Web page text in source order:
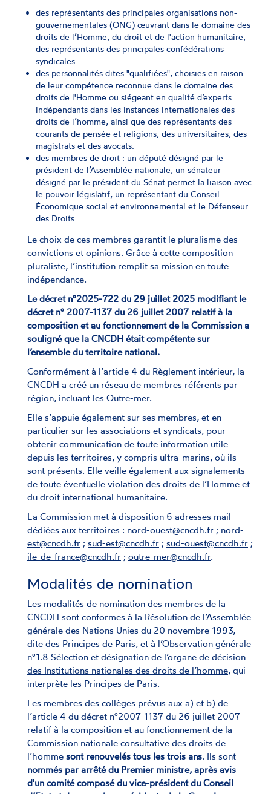
des représentants des principales organisations non-
gouvernementales (ONG) œuvrant dans le domaine des
droits de l’Homme, du droit et de l'action humanitaire,
des représentants des principales confédérations
syndicales
des personnalités dites "qualifiées", choisies en raison
de leur compétence reconnue dans le domaine des
droits de l'Homme ou siégeant en qualité d’experts
indépendants dans les instances internationales des
droits de l’homme, ainsi que des représentants des
courants de pensée et religions, des universitaires, des
magistrats et des avocats.
des membres de droit : un député désigné par le
président de l’Assemblée nationale, un sénateur
désigné par le président du Sénat permet la liaison avec
le pouvoir législatif, un représentant du Conseil
Économique social et environnemental et le Défenseur
des Droits.
Le choix de ces membres garantit le pluralisme des
convictions et opinions. Grâce à cette composition
pluraliste, l’institution remplit sa mission en toute
indépendance.
Le décret n°2025-722 du 29 juillet 2025 modifiant le
décret n° 2007-1137 du 26 juillet 2007 relatif à la
composition et au fonctionnement de la Commission a
souligné que la CNCDH était compétente sur
l’ensemble du territoire national.
Conformément à l’article 4 du Règlement intérieur, la
CNCDH a créé un réseau de membres référents par
région, incluant les Outre-mer.
Elle s’appuie également sur ses membres, et en
particulier sur les associations et syndicats, pour
obtenir communication de toute information utile
depuis les territoires, y compris ultra-marins, où ils
sont présents. Elle veille également aux signalements
de toute éventuelle violation des droits de l’Homme et
du droit international humanitaire.
La Commission met à disposition 6 adresses mail
dédiées aux territoires : nord-ouest@cncdh.fr ; nord-
est@cncdh.fr ; sud-est@cncdh.fr ; sud-ouest@cncdh.fr ;
ile-de-france@cncdh.fr ; outre-mer@cncdh.fr.
Modalités de nomination
Les modalités de nomination des membres de la
CNCDH sont conformes à la Résolution de l’Assemblée
générale des Nations Unies du 20 novembre 1993,
dite des Principes de Paris, et à l’Observation générale
n°1.8 Sélection et désignation de l’organe de décision
des Institutions nationales des droits de l’homme, qui
interprète les Principes de Paris.
Les membres des collèges prévus aux a) et b) de
l’article 4 du décret n°2007-1137 du 26 juillet 2007
relatif à la composition et au fonctionnement de la
Commission nationale consultative des droits de
l’homme sont renouvelés tous les trois ans. Ils sont
nommés par arrêté du Premier ministre, après avis
d'un comité composé du vice-président du Conseil